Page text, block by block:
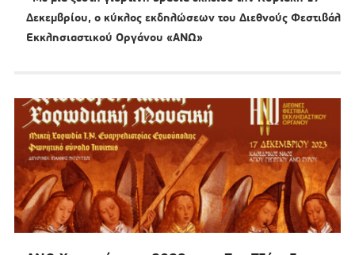
Δεκεμβρίου, ο κύκλος εκδηλώσεων του Διεθνούς Φεστιβάλ
Εκκλησιαστικού Οργάνου «ΑΝΩ»